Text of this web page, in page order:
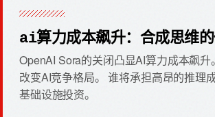
ai算力成本飙升：合成思维
OpenAI Sora的关闭凸显AI算力成本飙
改变AI竞争格局。 谁将承担高昂的推理
基础设施投资。